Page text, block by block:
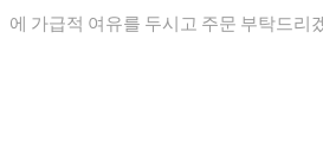
에 가급적 여유를 두시고 주문 부탁드리